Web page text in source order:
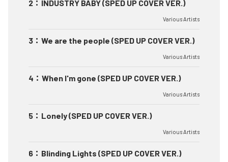
2 ： INDUSTRY BABY (SPED UP COVER VER.)
Various Artists
3 ： We are the people (SPED UP COVER VER.)
Various Artists
4 ： When I'm gone (SPED UP COVER VER.)
Various Artists
5 ： Lonely (SPED UP COVER VER.)
Various Artists
6 ： Blinding Lights (SPED UP COVER VER.)